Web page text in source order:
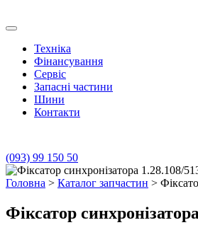
to
Техніка
Фінансування
Сервіс
Запасні частини
Шини
Контакти
(093) 99 150 50
Головна > Каталог запчастин >
Фіксатор